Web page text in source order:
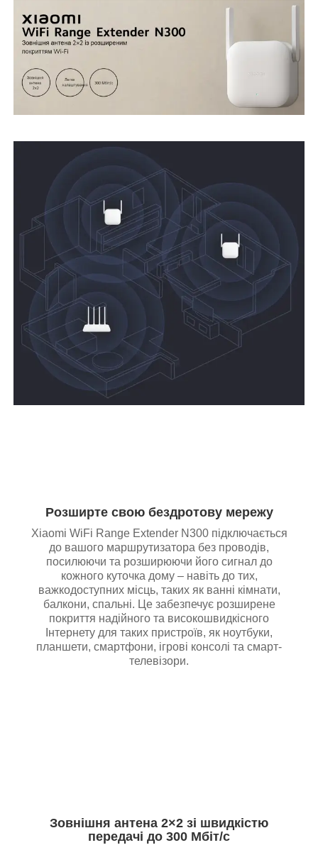
Розширте свою бездротову мережу
Xiaomi WiFi Range Extender N300 підключається
до вашого маршрутизатора без проводів,
посилюючи та розширюючи його сигнал до
кожного куточка дому – навіть до тих,
важкодоступних місць, таких як ванні кімнати,
балкони, спальні. Це забезпечує розширене
покриття надійного та високошвидкісного
Інтернету для таких пристроїв, як ноутбуки,
планшети, смартфони, ігрові консолі та смарт-
телевізори.
Зовнішня антена 2×2 зі швидкістю
передачі до 300 Мбіт/с